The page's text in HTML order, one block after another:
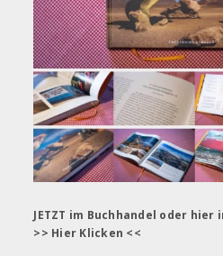
JETZT im Buchhandel oder
>> Hier Klicken <<